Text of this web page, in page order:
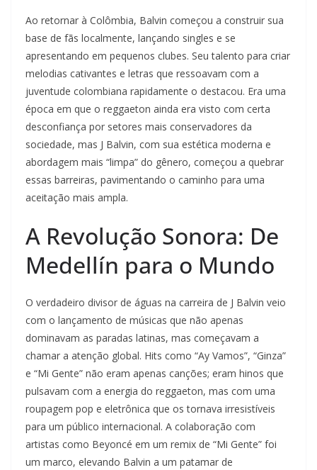
Ao retornar à Colômbia, Balvin começou a construir sua
base de fãs localmente, lançando singles e se
apresentando em pequenos clubes. Seu talento para criar
melodias cativantes e letras que ressoavam com a
juventude colombiana rapidamente o destacou. Era uma
época em que o reggaeton ainda era visto com certa
desconfiança por setores mais conservadores da
sociedade, mas J Balvin, com sua estética moderna e
abordagem mais “limpa” do gênero, começou a quebrar
essas barreiras, pavimentando o caminho para uma
aceitação mais ampla.
A Revolução Sonora: De
Medellín para o Mundo
O verdadeiro divisor de águas na carreira de J Balvin veio
com o lançamento de músicas que não apenas
dominavam as paradas latinas, mas começavam a
chamar a atenção global. Hits como “Ay Vamos”, “Ginza”
e “Mi Gente” não eram apenas canções; eram hinos que
pulsavam com a energia do reggaeton, mas com uma
roupagem pop e eletrônica que os tornava irresistíveis
para um público internacional. A colaboração com
artistas como Beyoncé em um remix de “Mi Gente” foi
um marco, elevando Balvin a um patamar de